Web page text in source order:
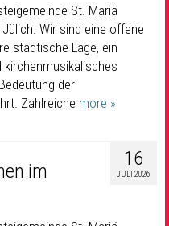
St. Mariä
Wir sind eine offene
städtische Lage, ein
der
Zahlreiche more »
16
JULI 2026
im